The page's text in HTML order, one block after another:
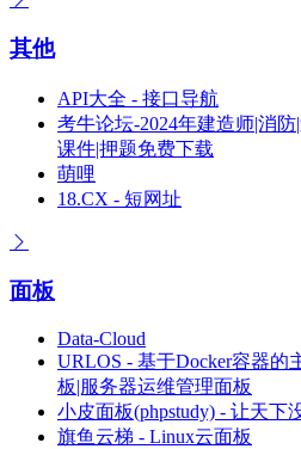
其他
API大全 - 接口导航
考牛论坛-2024年建造师|消
课件|押题免费下载
萌哩
18.CX - 短网址
面板
Data-Cloud
URLOS - 基于Docker容器的
板|服务器运维管理面板
小皮面板(phpstudy) - 让天下
旗鱼云梯 - Linux云面板